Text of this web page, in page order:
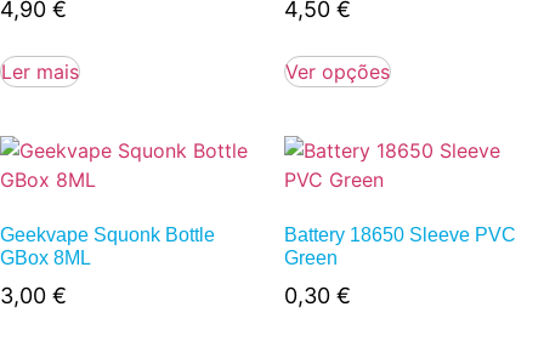
4,90 €
Ler mais
4,50 €
Ver opções
Geekvape Squonk Bottle
GBox 8ML
3,00 €
Battery 18650 Sleeve PVC
Green
0,30 €